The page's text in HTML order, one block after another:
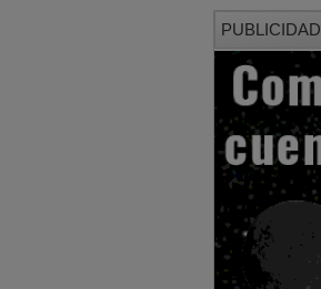
PUBLICIDAD